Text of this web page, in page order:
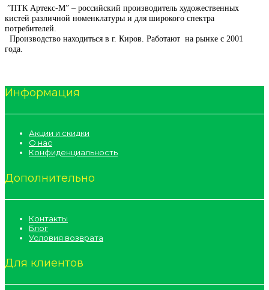
”ПТК Артекс-М” – российский производитель художественных
кистей различной номенклатуры и для широкого спектра
потребителей.
Производство находиться в г. Киров. Работают на рынке с 2001
года.
Информация
Акции и скидки
О нас
Конфиденциальность
Дополнительно
Контакты
Блог
Условия возврата
Для клиентов